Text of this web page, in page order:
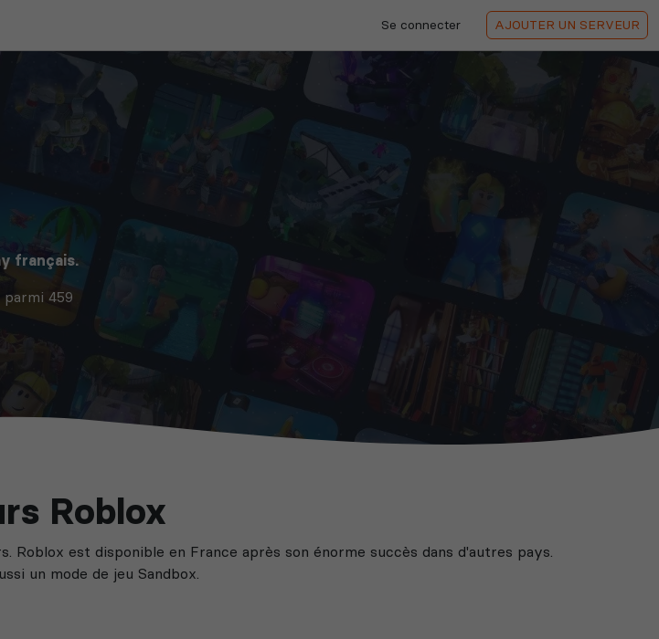
Se connecter AJOUTER UN SERVEUR
français.
459
Roblox
Roblox est disponible en France après son énorme succès dans d'autres pays.
un mode de jeu Sandbox.